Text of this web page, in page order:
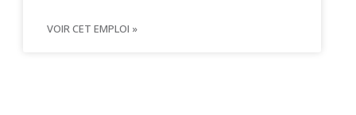
VOIR CET EMPLOI »